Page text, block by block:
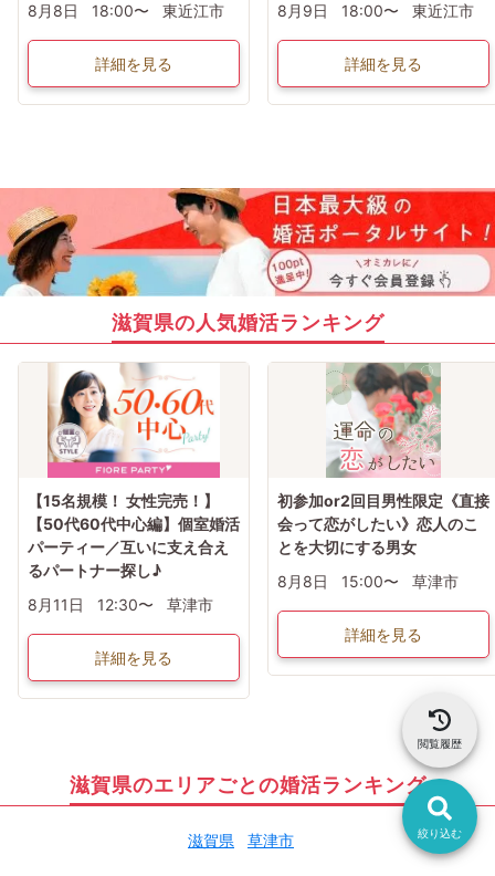
絞り込む
閲覧履歴
8月8日
18:00〜 東近江市
詳細を見る
8月9日
18:00〜 東近江市
詳細を見る
滋賀県の人気婚活ランキング
【15名規模！ 女性完売！】
【50代60代中心編】個室婚活
パーティー／互いに支え合え
るパートナー探し♪
8月11日
12:30〜 草津市
詳細を見る
初参加or2回目男性限定《直接
会って恋がしたい》恋人のこ
とを大切にする男女
8月8日
15:00〜 草津市
詳細を見る
滋賀県のエリアごとの婚活ランキング
滋賀県 草津市